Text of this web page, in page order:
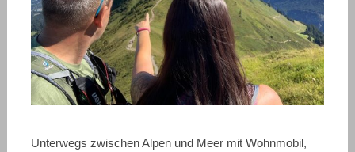
Unterwegs zwischen Alpen und Meer mit Wohnmobil,